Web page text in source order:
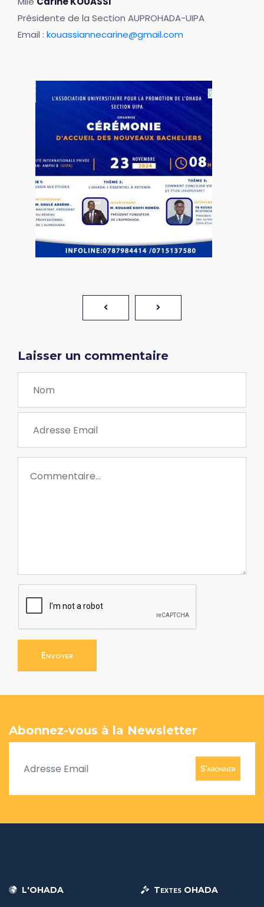
Présidente de la Section AUPROHADA-UIPA
Email : kouassiannecarine@gmail.com
Laisser un commentaire
Envoyer
Abonnez-vous à la Newsletter
S'abonner
L'OHADA Textes OHADA